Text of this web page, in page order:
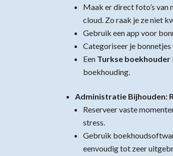
Maak er direct foto’s van
cloud. Zo raak je ze niet
Gebruik een app voor
Categoriseer je
Een Turkse boekhouder
boekhouding.
Administratie Bijhouden:
Reserveer vaste
stress.
Gebruik
eenvoudig tot zeer